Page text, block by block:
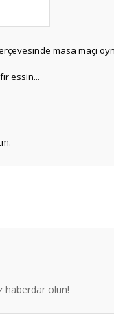
masa maçı
essin...
pahalı.
olmalı.
haberdar olun!